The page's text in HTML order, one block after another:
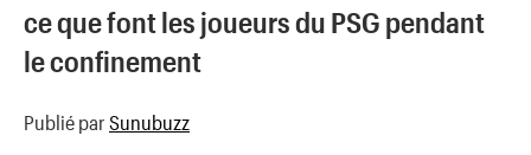
ce que font les joueurs du PSG pendant
le confinement
Publié par Sunubuzz